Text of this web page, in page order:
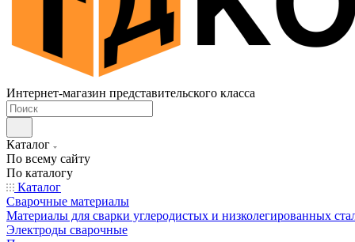
Интернет-магазин представительского класса
Каталог
По всему сайту
По каталогу
Каталог
Сварочные материалы
Материалы для сварки углеродистых и низколегированных
Электроды сварочные